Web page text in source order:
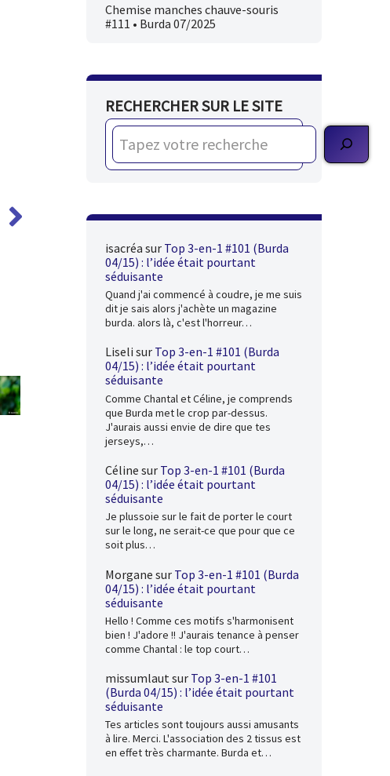
Chemise manches chauve-souris
#111 • Burda 07/2025
RECHERCHER SUR LE SITE
isacréa sur Top 3-en-1 #101 (Burda
04/15) : l’idée était pourtant
séduisante
Quand j'ai commencé à coudre, je me suis
dit je sais alors j'achète un magazine
burda. alors là, c'est l'horreur…
Liseli sur Top 3-en-1 #101 (Burda
04/15) : l’idée était pourtant
séduisante
Comme Chantal et Céline, je comprends
que Burda met le crop par-dessus.
J'aurais aussi envie de dire que tes
jerseys,…
Céline sur Top 3-en-1 #101 (Burda
04/15) : l’idée était pourtant
séduisante
Je plussoie sur le fait de porter le court
sur le long, ne serait-ce que pour que ce
soit plus…
Morgane sur Top 3-en-1 #101 (Burda
04/15) : l’idée était pourtant
séduisante
Hello ! Comme ces motifs s'harmonisent
bien ! J'adore !! J'aurais tenance à penser
comme Chantal : le top court…
missumlautsur Top 3-en-1 #101
(Burda 04/15) : l’idée était pourtant
séduisante
Tes articles sont toujours aussi amusants
à lire. Merci. L'association des 2 tissus est
en effet très charmante. Burda et…